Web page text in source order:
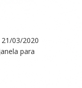
21/03/2020
para